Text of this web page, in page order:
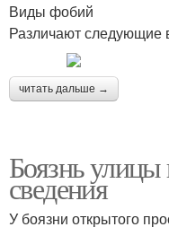
Виды фобий
Различают следующие
читать дальше →
Боязнь
сведения
У боязни открытого